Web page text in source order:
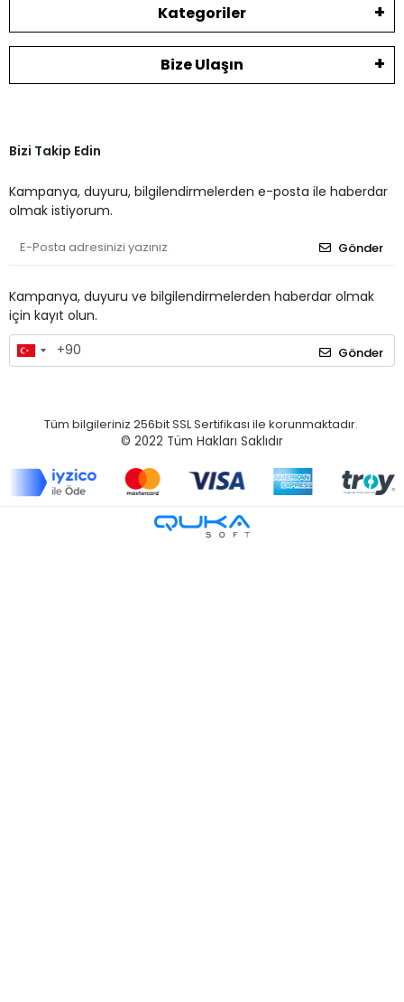
Kategoriler
Bize Ulaşın
Bizi Takip Edin
Kampanya, duyuru, bilgilendirmelerden e-posta ile haberdar
olmak istiyorum.
Gönder
Kampanya, duyuru ve bilgilendirmelerden haberdar olmak
için kayıt olun.
Gönder
Tüm bilgileriniz 256bit SSL Sertifikası ile korunmaktadır.
© 2022 Tüm Hakları Saklıdır